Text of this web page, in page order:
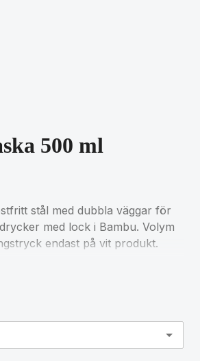
500 ml
stål med dubbla väggar för
med lock i Bambu. Volym
endast på vit produkt.